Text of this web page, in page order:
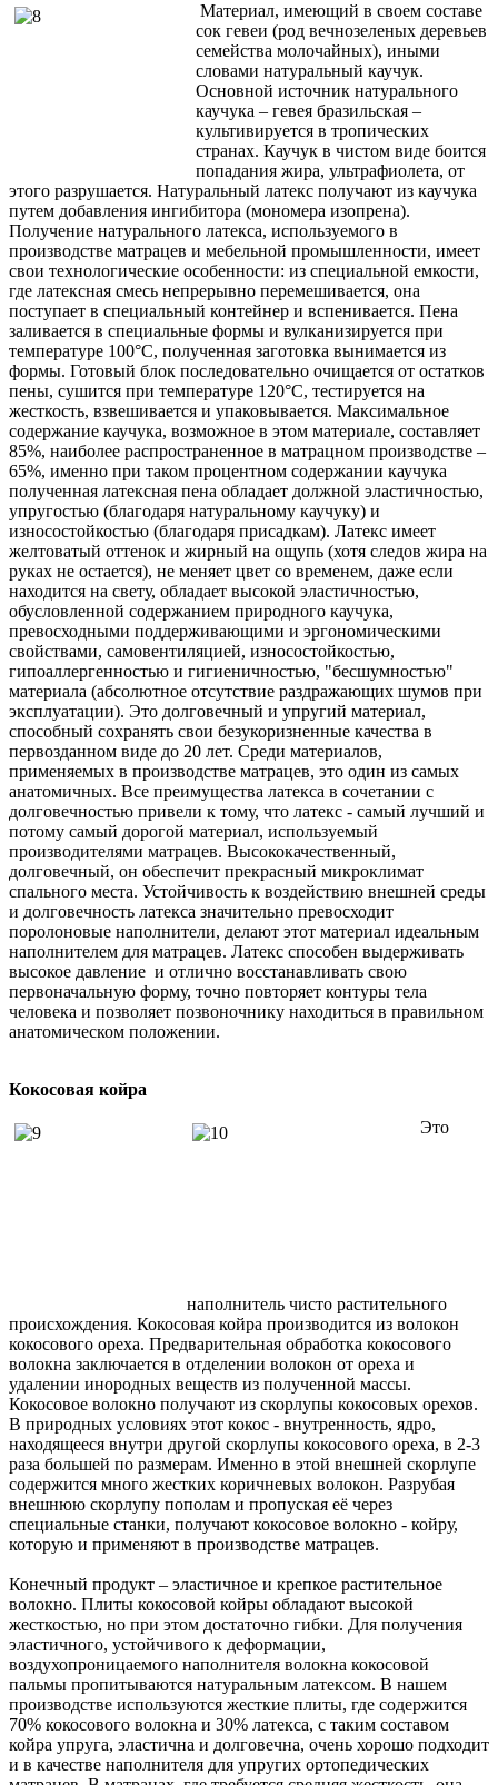
Материал, имеющий в своем составе
сок гевеи (род вечнозеленых деревьев
семейства молочайных), иными
словами натуральный каучук.
Основной источник натурального
каучука – гевея бразильская –
культивируется в тропических
странах. Каучук в чистом виде боится
попадания жира, ультрафиолета, от
этого разрушается. Натуральный латекс получают из каучука
путем добавления ингибитора (мономера изопрена).
Получение натурального латекса, используемого в
производстве матрацев и мебельной промышленности, имеет
свои технологические особенности: из специальной емкости,
где латексная смесь непрерывно перемешивается, она
поступает в специальный контейнер и вспенивается. Пена
заливается в специальные формы и вулканизируется при
температуре 100°С, полученная заготовка вынимается из
формы. Готовый блок последовательно очищается от остатков
пены, сушится при температуре 120°С, тестируется на
жесткость, взвешивается и упаковывается. Максимальное
содержание каучука, возможное в этом материале, составляет
85%, наиболее распространенное в матрацном производстве –
65%, именно при таком процентном содержании каучука
полученная латексная пена обладает должной эластичностью,
упругостью (благодаря натуральному каучуку) и
износостойкостью (благодаря присадкам). Латекс имеет
желтоватый оттенок и жирный на ощупь (хотя следов жира на
руках не остается), не меняет цвет со временем, даже если
находится на свету, обладает высокой эластичностью,
обусловленной содержанием природного каучука,
превосходными поддерживающими и эргономическими
свойствами, самовентиляцией, износостойкостью,
гипоаллергенностью и гигиеничностью, "бесшумностью"
материала (абсолютное отсутствие раздражающих шумов при
эксплуатации). Это долговечный и упругий материал,
способный сохранять свои безукоризненные качества в
первозданном виде до 20 лет. Среди материалов,
применяемых в производстве матрацев, это один из самых
анатомичных. Все преимущества латекса в сочетании с
долговечностью привели к тому, что латекс - самый лучший и
потому самый дорогой материал, используемый
производителями матрацев. Высококачественный,
долговечный, он обеспечит прекрасный микроклимат
спального места. Устойчивость к воздействию внешней среды
и долговечность латекса значительно превосходит
поролоновые наполнители, делают этот материал идеальным
наполнителем для матрацев. Латекс способен выдерживать
высокое давление и отлично восстанавливать свою
первоначальную форму, точно повторяет контуры тела
человека и позволяет позвоночнику находиться в правильном
анатомическом положении.
Кокосовая койра
Это
наполнитель чисто растительного
происхождения. Кокосовая койра производится из волокон
кокосового ореха. Предварительная обработка кокосового
волокна заключается в отделении волокон от ореха и
удалении инородных веществ из полученной массы.
Кокосовое волокно получают из скорлупы кокосовых орехов.
В природных условиях этот кокос - внутренность, ядро,
находящееся внутри другой скорлупы кокосового ореха, в 2-3
раза большей по размерам. Именно в этой внешней скорлупе
содержится много жестких коричневых волокон. Разрубая
внешнюю скорлупу пополам и пропуская её через
специальные станки, получают кокосовое волокно - койру,
которую и применяют в производстве матрацев.
Конечный продукт – эластичное и крепкое растительное
волокно. Плиты кокосовой койры обладают высокой
жесткостью, но при этом достаточно гибки. Для получения
эластичного, устойчивого к деформации,
воздухопроницаемого наполнителя волокна кокосовой
пальмы пропитываются натуральным латексом. В нашем
производстве используются жесткие плиты, где содержится
70% кокосового волокна и 30% латекса, с таким составом
койра упруга, эластична и долговечна, очень хорошо подходит
и в качестве наполнителя для упругих ортопедических